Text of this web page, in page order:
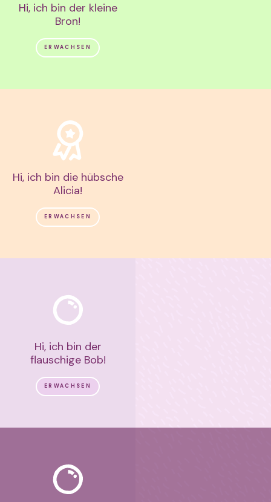
Hi, ich bin der kleine
Bron!
ERWACHSEN
Hi, ich bin die hübsche
Alicia!
ERWACHSEN
Hi, ich bin der
flauschige Bob!
ERWACHSEN